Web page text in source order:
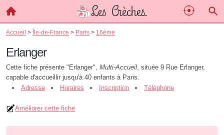
Accueil > Île-de-France > Paris > 16ème
Erlanger
Cette fiche présente "Erlanger", Multi-Accueil, située 9 Rue Erlanger,
capable d'accueillir jusqu'à 40 enfants à Paris.
Adresse
Horaires Inscription Téléphone
Améliorer cette fiche